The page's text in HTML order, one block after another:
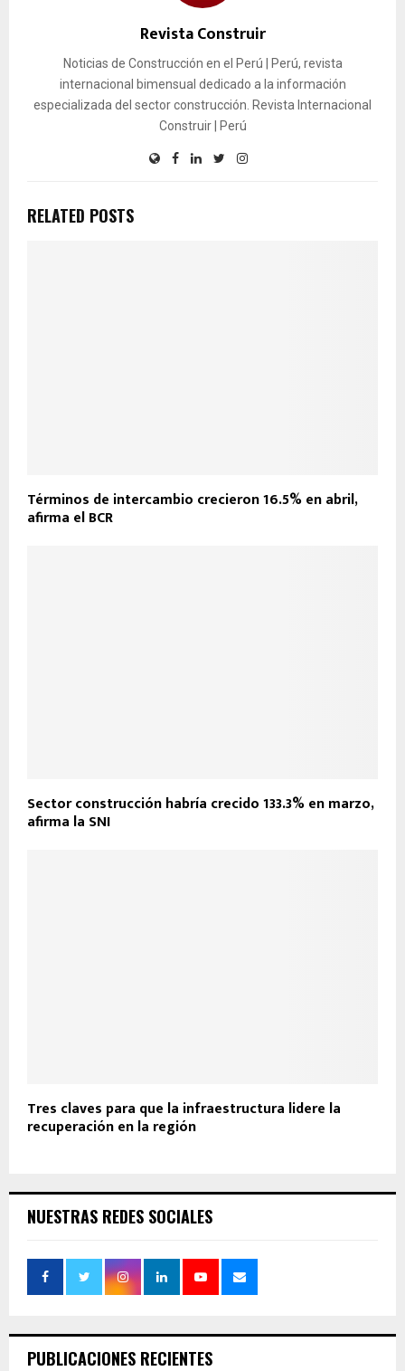
Revista Construir
Noticias de Construcción en el Perú | Perú, revista
internacional bimensual dedicado a la información
especializada del sector construcción. Revista Internacional
Construir | Perú
RELATED POSTS
Términos de intercambio crecieron 16.5% en abril,
afirma el BCR
Sector construcción habría crecido 133.3% en marzo,
afirma la SNI
Tres claves para que la infraestructura lidere la
recuperación en la región
NUESTRAS REDES SOCIALES
PUBLICACIONES RECIENTES